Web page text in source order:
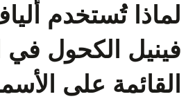
لماذا تُستخدم
فينيل الكحول في
القائمة على